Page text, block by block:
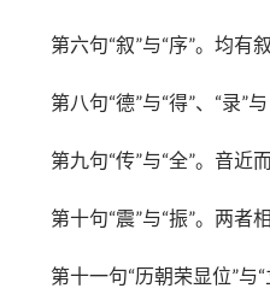
第六句“叙”与“序”。均有
第八句“德”与“得”、“录”
第九句“传”与“全”。音近
第十句“震”与“振”。两者相
第十一句“历朝荣显位”与“